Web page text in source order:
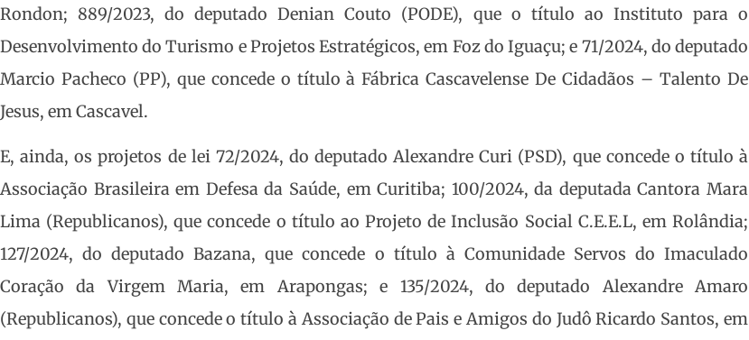
Rondon; 889/2023, do deputado Denian Couto (PODE), que o título ao Instituto para o
Desenvolvimento do Turismo e Projetos Estratégicos, em Foz do Iguaçu; e 71/2024, do deputado
Marcio Pacheco (PP), que concede o título à Fábrica Cascavelense De Cidadãos – Talento De
Jesus, em Cascavel.
E, ainda, os projetos de lei 72/2024, do deputado Alexandre Curi (PSD), que concede o título à
Associação Brasileira em Defesa da Saúde, em Curitiba; 100/2024, da deputada Cantora Mara
Lima (Republicanos), que concede o título ao Projeto de Inclusão Social C.E.E.L, em Rolândia;
127/2024, do deputado Bazana, que concede o título à Comunidade Servos do Imaculado
Coração da Virgem Maria, em Arapongas; e 135/2024, do deputado Alexandre Amaro
(Republicanos), que concede o título à Associação de Pais e Amigos do Judô Ricardo Santos, em